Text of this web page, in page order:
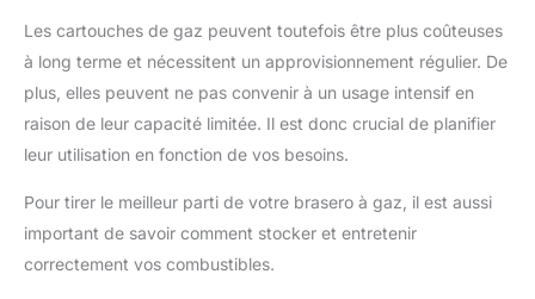
Les cartouches de gaz peuvent toutefois être plus coûteuses
à long terme et nécessitent un approvisionnement régulier. De
plus, elles peuvent ne pas convenir à un usage intensif en
raison de leur capacité limitée. Il est donc crucial de planifier
leur utilisation en fonction de vos besoins.
Pour tirer le meilleur parti de votre brasero à gaz, il est aussi
important de savoir comment stocker et entretenir
correctement vos combustibles.